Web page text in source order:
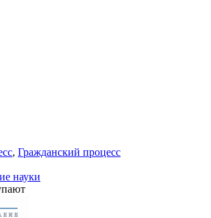
, Гражданский процесс
науки